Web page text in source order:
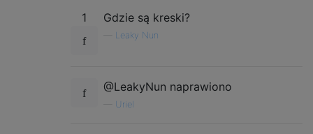
1 Gdzie są kreski?
Leaky Nun
@LeakyNun naprawiono
Uriel